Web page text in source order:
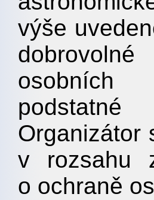
výše
osobních
Organizátor
v rozsahu
o ochraně